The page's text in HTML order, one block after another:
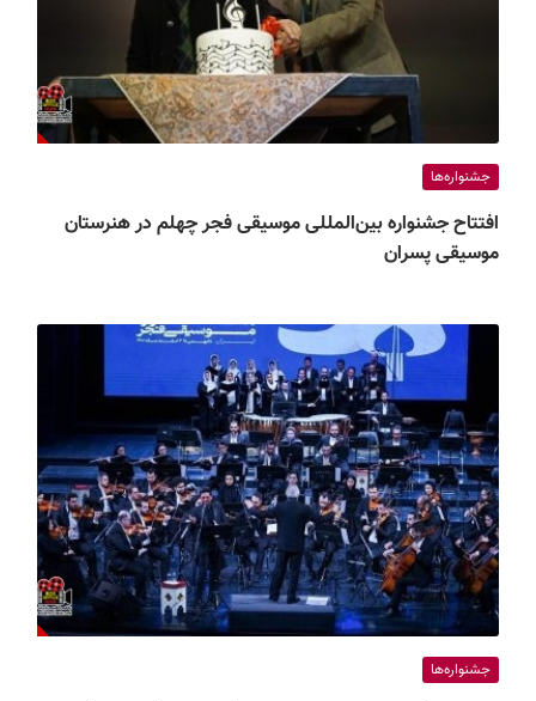
جشنواره‌ها
افتتاح جشنواره بین‌المللی موسیقی فجر چهلم در هنرستان
موسیقی پسران
جشنواره‌ها